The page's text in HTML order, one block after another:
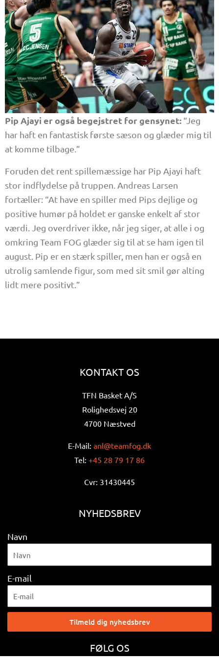
Pip Ajayi er også begejstret for gensynet: “Jeg
har haft en fantastisk første sæson og glæder mig til
at komme tilbage.”
Foruden det rent spillemæssige har Pip Ajayi haft
stor indflydelse på truppen. Andreas Larsen
fortæller: “At have en spiller med Pips dejlige og
positive humør på holdet er ganske enkelt af stor
værdi. Jeg overdriver ikke, når jeg siger, at alle i og
omkring Team FOG glæder sig til at se ham igen til
august. Pip er en stærk spiller, men han er også en
utrolig samlende figur, som med sit smil gør alting
lidt mere positivt.”
KONTAKT OS
TFN Basket A/S
Rolighedsvej 20
4700 Næstved
E-Mail: anl@teamfog.dk
Tel: +45 28 79 17 86
Cvr: 31430445
NYHEDSBREV
Navn
E-mail
Tilmeld dig nyhedsbrev
FØLG OS